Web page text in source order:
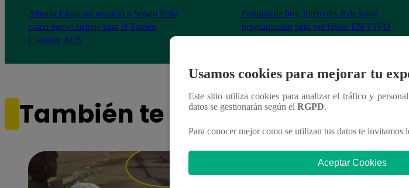
Alianza Lima: así anunció a Sergio Peña
como nuevo fichaje para el Torneo
Clausura 2025
Partidos de hoy, miércoles 9 de julio:
programación para ver fútbol EN VIVO
También te puede interesar
Usamos cookies para mejorar tu
Este sitio utiliza cookies para analizar el tráfico y
datos se gestionarán según el RGPD.
Para conocer mejor como se utilizan tus datos te invitamos
Aceptar Cookies